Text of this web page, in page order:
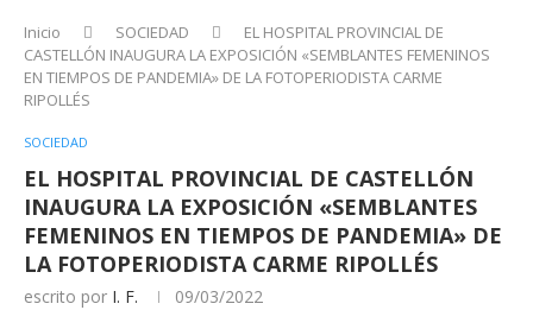
Inicio SOCIEDAD
EL HOSPITAL PROVINCIAL DE
CASTELLÓN INAUGURA LA EXPOSICIÓN «SEMBLANTES FEMENINOS
EN TIEMPOS DE PANDEMIA» DE LA FOTOPERIODISTA CARME
RIPOLLÉS
SOCIEDAD
EL HOSPITAL PROVINCIAL DE CASTELLÓN
INAUGURA LA EXPOSICIÓN «SEMBLANTES
FEMENINOS EN TIEMPOS DE PANDEMIA» DE
LA FOTOPERIODISTA CARME RIPOLLÉS
escrito por I. F. 09/03/2022